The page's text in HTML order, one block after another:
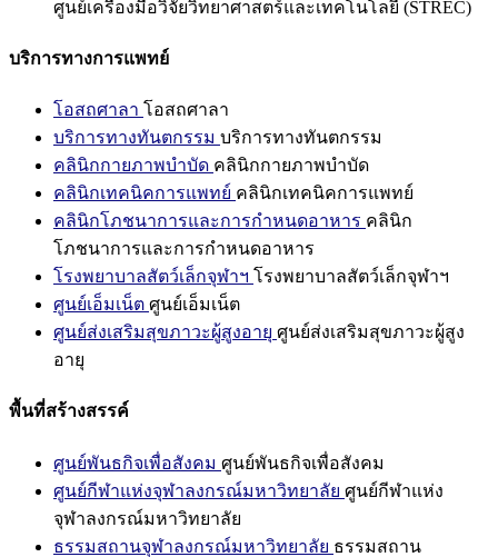
ศูนย์เครื่องมือวิจัยวิทยาศาสตร์และเทคโนโลยี (STREC)
บริการทางการแพทย์
โอสถศาลา โอสถศาลา
บริการทางทันตกรรม บริการทางทันตกรรม
คลินิกกายภาพบำบัด คลินิกกายภาพบำบัด
คลินิกเทคนิคการแพทย์ คลินิกเทคนิคการแพทย์
คลินิกโภชนาการและการกำหนดอาหาร คลินิก
โภชนาการและการกำหนดอาหาร
โรงพยาบาลสัตว์เล็กจุฬาฯ โรงพยาบาลสัตว์เล็กจุฬาฯ
ศูนย์เอ็มเน็ต ศูนย์เอ็มเน็ต
ศูนย์ส่งเสริมสุขภาวะผู้สูงอายุ ศูนย์ส่งเสริมสุขภาวะผู้สูง
อายุ
พื้นที่สร้างสรรค์
ศูนย์พันธกิจเพื่อสังคม ศูนย์พันธกิจเพื่อสังคม
ศูนย์กีฬาแห่งจุฬาลงกรณ์มหาวิทยาลัย ศูนย์กีฬาแห่ง
จุฬาลงกรณ์มหาวิทยาลัย
ธรรมสถานจุฬาลงกรณ์มหาวิทยาลัย ธรรมสถาน